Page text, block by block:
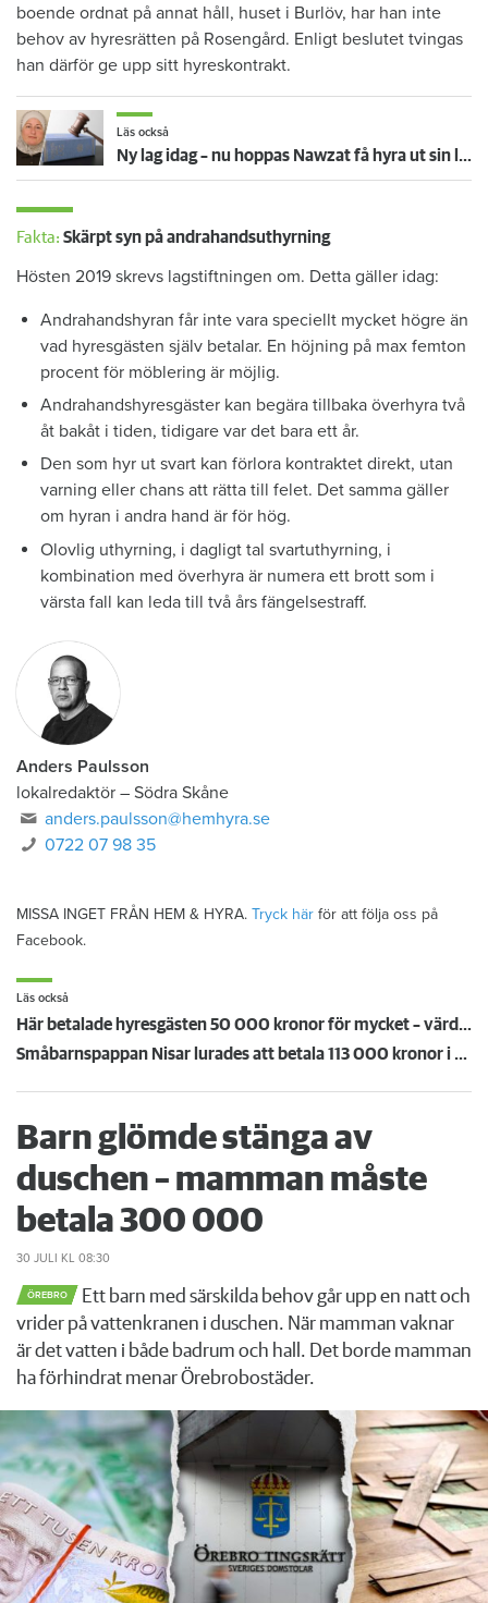
boende ordnat på annat håll, huset i Burlöv, har han inte
behov av hyresrätten på Rosengård. Enligt beslutet tvingas
han därför ge upp sitt hyreskontrakt.
Läs också
Ny lag idag – nu hoppas Nawzat få hyra ut sin lägenhet
Fakta: Skärpt syn på andrahandsuthyrning
Hösten 2019 skrevs lagstiftningen om. Detta gäller idag:
Andrahandshyran får inte vara speciellt mycket högre än
vad hyresgästen själv betalar. En höjning på max femton
procent för möblering är möjlig.
Andrahandshyresgäster kan begära tillbaka överhyra två
åt bakåt i tiden, tidigare var det bara ett år.
Den som hyr ut svart kan förlora kontraktet direkt, utan
varning eller chans att rätta till felet. Det samma gäller
om hyran i andra hand är för hög.
Olovlig uthyrning, i dagligt tal svartuthyrning, i
kombination med överhyra är numera ett brott som i
värsta fall kan leda till två års fängelsestraff.
Anders Paulsson
lokalredaktör – Södra Skåne
anders.paulsson@hemhyra.se
0722 07 98 35
MISSA INGET FRÅN HEM & HYRA. Tryck här för att följa oss på
Facebook.
Läs också
Här betalade hyresgästen 50 000 kronor för mycket – värden åker dit igen
Småbarnspappan Nisar lurades att betala 113 000 kronor i ockerhyra
Barn glömde stänga av
duschen – mamman måste
betala 300 000
30 JULI KL 08:30
ÖREBRO
Ett barn med särskilda behov går upp en natt och
vrider på vattenkranen i duschen. När mamman vaknar
är det vatten i både badrum och hall. Det borde mamman
ha förhindrat menar Örebrobostäder.